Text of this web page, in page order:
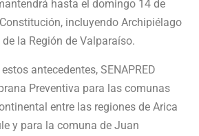
hasta el domingo 14 de
incluyendo Archipiélago
la Región de Valparaíso.
antecedentes, SENAPRED
Preventiva para las comunas
entre las regiones de Arica
y para la comuna de Juan